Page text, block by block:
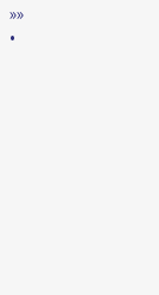
»»
•